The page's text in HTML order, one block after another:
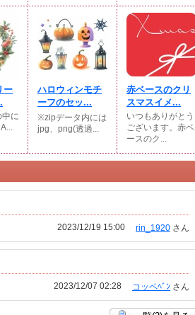
ー
に
ハロウィンモチ
ーフのセッ...
※zipデータ内には
jpg、png(透過...
赤ベースのクリ
スマスイメ...
いつもありがとう
ございます。赤ベ
ースのク...
rin_1920 さん
2023/12/19 15:00
コッペﾍﾞﾝ さん
2023/12/07 02:28